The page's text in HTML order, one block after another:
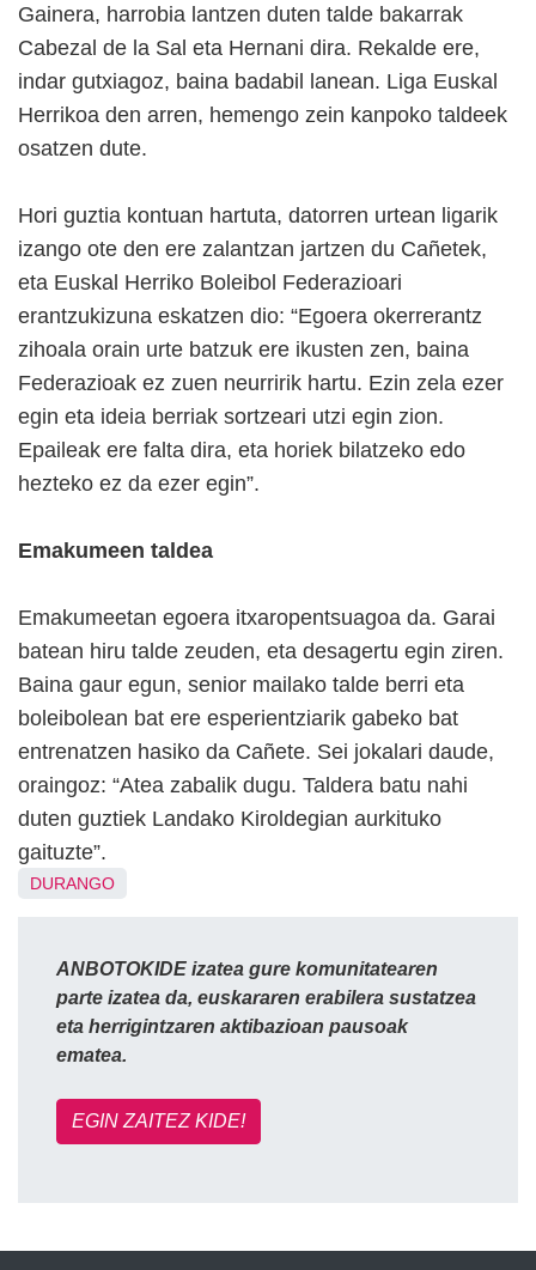
Gainera, harrobia lantzen duten talde bakarrak
Cabezal de la Sal eta Hernani dira. Rekalde ere,
indar gutxiagoz, baina badabil lanean. Liga Euskal
Herrikoa den arren, hemengo zein kanpoko taldeek
osatzen dute.
Hori guztia kontuan hartuta, datorren urtean ligarik
izango ote den ere zalantzan jartzen du Cañetek,
eta Euskal Herriko Boleibol Federazioari
erantzukizuna eskatzen dio: “Egoera okerrerantz
zihoala orain urte batzuk ere ikusten zen, baina
Federazioak ez zuen neurririk hartu. Ezin zela ezer
egin eta ideia berriak sortzeari utzi egin zion.
Epaileak ere falta dira, eta horiek bilatzeko edo
hezteko ez da ezer egin”.
Emakumeen taldea
Emakumeetan egoera itxaropentsuagoa da. Garai
batean hiru talde zeuden, eta desagertu egin ziren.
Baina gaur egun, senior mailako talde berri eta
boleibolean bat ere esperientziarik gabeko bat
entrenatzen hasiko da Cañete. Sei jokalari daude,
oraingoz: “Atea zabalik dugu. Taldera batu nahi
duten guztiek Landako Kiroldegian aurkituko
gaituzte”.
DURANGO
ANBOTOKIDE izatea gure komunitatearen
parte izatea da, euskararen erabilera sustatzea
eta herrigintzaren aktibazioan pausoak
ematea.
EGIN ZAITEZ KIDE!